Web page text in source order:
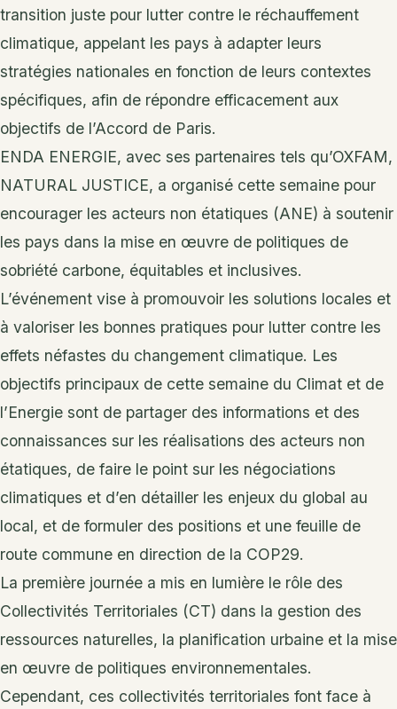
transition juste pour lutter contre le réchauffement
climatique, appelant les pays à adapter leurs
stratégies nationales en fonction de leurs contextes
spécifiques, afin de répondre efficacement aux
objectifs de l’Accord de Paris.
ENDA ENERGIE, avec ses partenaires tels qu’OXFAM,
NATURAL JUSTICE, a organisé cette semaine pour
encourager les acteurs non étatiques (ANE) à soutenir
les pays dans la mise en œuvre de politiques de
sobriété carbone, équitables et inclusives.
L’événement vise à promouvoir les solutions locales et
à valoriser les bonnes pratiques pour lutter contre les
effets néfastes du changement climatique. Les
objectifs principaux de cette semaine du Climat et de
l’Energie sont de partager des informations et des
connaissances sur les réalisations des acteurs non
étatiques, de faire le point sur les négociations
climatiques et d’en détailler les enjeux du global au
local, et de formuler des positions et une feuille de
route commune en direction de la COP29.
La première journée a mis en lumière le rôle des
Collectivités Territoriales (CT) dans la gestion des
ressources naturelles, la planification urbaine et la mise
en œuvre de politiques environnementales.
Cependant, ces collectivités territoriales font face à